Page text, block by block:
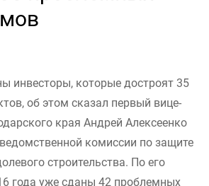
инвесторы, которые достроят 35
об этом сказал первый вице-
края Андрей Алексеенко
комиссии по защите
строительства. По его
года уже сданы 42 проблемных